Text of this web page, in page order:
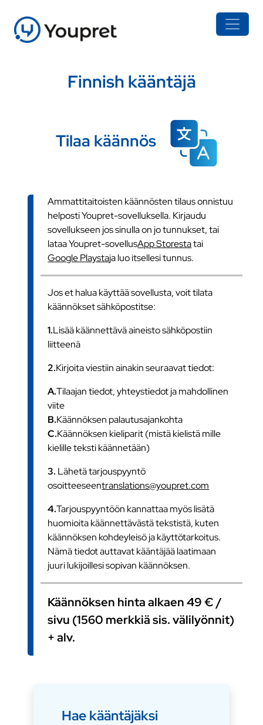
Finnish kääntäjä
Tilaa käännös
Ammattitaitoisten käännösten tilaus onnistuu
helposti Youpret-sovelluksella. Kirjaudu
sovellukseen jos sinulla on jo tunnukset, tai
lataa Youpret-sovellusApp Storestatai
Google Playstaja luo itsellesi tunnus.
Jos et halua käyttää sovellusta, voit tilata
käännökset sähköpostitse:
1.Lisää käännettävä aineisto sähköpostiin
liitteenä
2.Kirjoita viestiin ainakin seuraavat tiedot:
A.Tilaajan tiedot, yhteystiedot ja mahdollinen
viite
B.Käännöksen palautusajankohta
C.Käännöksen kieliparit (mistä kielistä mille
kielille teksti käännetään)
3. Lähetä tarjouspyyntö
osoitteeseentranslations@youpret.com
4.Tarjouspyyntöön kannattaa myös lisätä
huomioita käännettävästä tekstistä, kuten
käännöksen kohdeyleisö ja käyttötarkoitus.
Nämä tiedot auttavat kääntäjää laatimaan
juuri lukijoillesi sopivan käännöksen.
Käännöksen hinta alkaen 49 € /
sivu (1560 merkkiä sis. välilyönnit)
+ alv.
Hae kääntäjäksi